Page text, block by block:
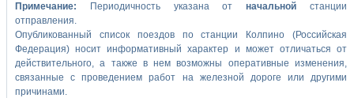
Примечание: Периодичность указана отначальной станции
отправления.
Опубликованный список поездов по станции Колпино (Российская
Федерация) носит информативный характер и может отличаться от
действительного, а также в нем возможны оперативные изменения,
связанные с проведением работ на железной дороге или другими
причинами.